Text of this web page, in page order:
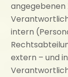
angegebenen
intern
extern – und